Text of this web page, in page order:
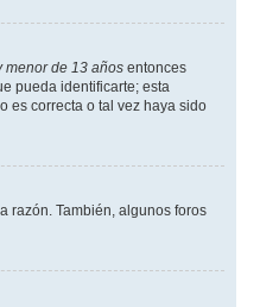
menor de 13 años entonces
pueda identificarte; esta
es correcta o tal vez haya sido
razón. También, algunos foros